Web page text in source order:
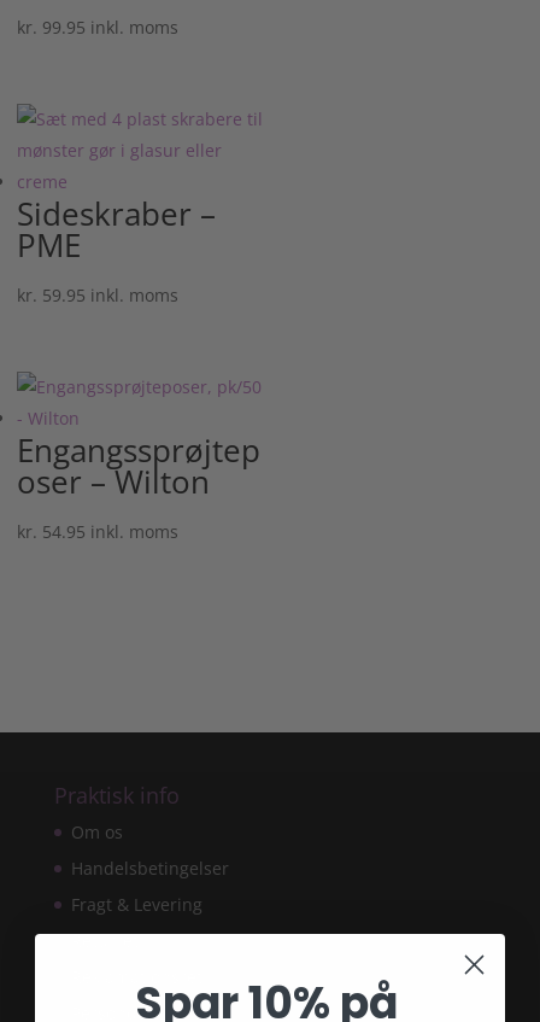
kr. 99.95 inkl. moms
Sideskraber –
PME
kr. 59.95 inkl. moms
Engangssprøjtep
oser – Wilton
kr. 54.95 inkl. moms
Praktisk info
Om os
Handelsbetingelser
Fragt & Levering
Returret
Persondatapolitik
Spar 10% på